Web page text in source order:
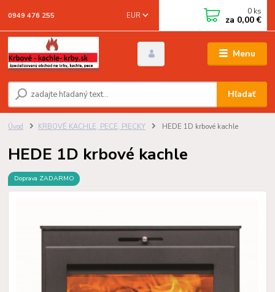
Menu
EUR
Hľadať
0949 476 255 0 ks
za 0,00 €
Úvod KRBOVÉ KACHLE, PECE, PIECKY HEDE 1D krbové kachle
HEDE 1D krbové kachle
Doprava ZADARMO